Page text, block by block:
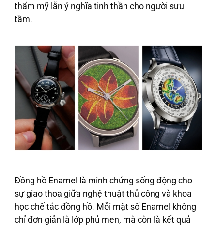
thẩm mỹ lẫn ý nghĩa tinh thần cho người sưu
tầm.
Đồng hồ Enamel là minh chứng sống động cho
sự giao thoa giữa nghệ thuật thủ công và khoa
học chế tác đồng hồ. Mỗi mặt số Enamel không
chỉ đơn giản là lớp phủ men, mà còn là kết quả